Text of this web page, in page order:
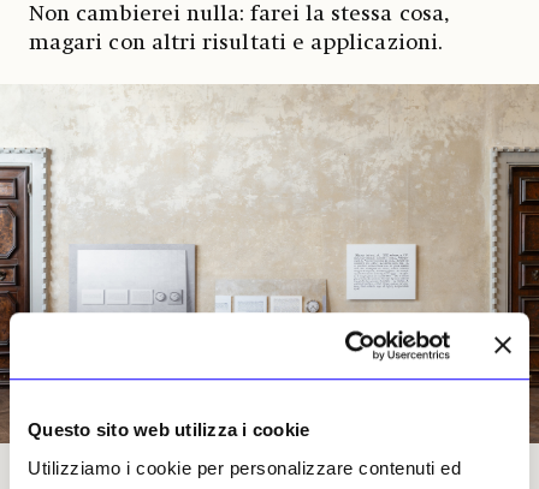
Questo sito web utilizza i cookie
Utilizziamo i cookie per personalizzare contenuti ed
Non cambierei nulla: farei la stessa cosa,
magari con altri risultati e applicazioni.
Joseph Kosuth, «One and Three Mirrors» alla Casa dei Tre Oci, Venezia. Foto Marco